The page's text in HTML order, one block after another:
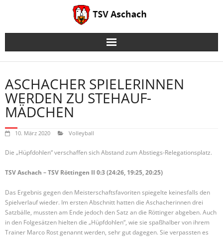
ASCHACHER SPIELERINNEN
WERDEN ZU STEHAUF-
MÄDCHEN
10. März 2020 Volleyball
Die „Hüpfdohlen“ verschaffen sich Abstand zum Abstiegs-Relegationsplatz.
TSV Aschach – TSV Röttingen II 0:3 (24:26, 19:25, 20:25)
Das Ergebnis gegen den Meisterschaftsfavoriten spiegelte keinesfalls den
Spielverlauf wieder. Im ersten Abschnitt hatten die Aschacherinnen drei
Satzbälle, mussten am Ende jedoch den Satz an die Röttinger abgeben. Auch
in den Folgesätzen hielten die „Hüpfdohlen“, wie sie spaßhalber von ihrem
Trainer Marco Rost genannt werden, sehr gut dagegen. Sie verpassten es